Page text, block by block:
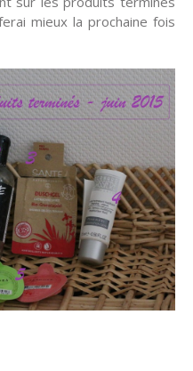
mieux la prochaine fois